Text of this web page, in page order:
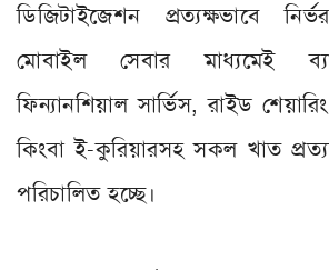
ডিজিটাইজেশন প্রত্যক্ষভাবে
মোবাইল সেবার মাধ্যমেই
ফিন্যানশিয়াল সার্ভিস, রাইড
কিংবা ই-কুরিয়ারসহ সকল খাত
পরিচালিত হচ্ছে।